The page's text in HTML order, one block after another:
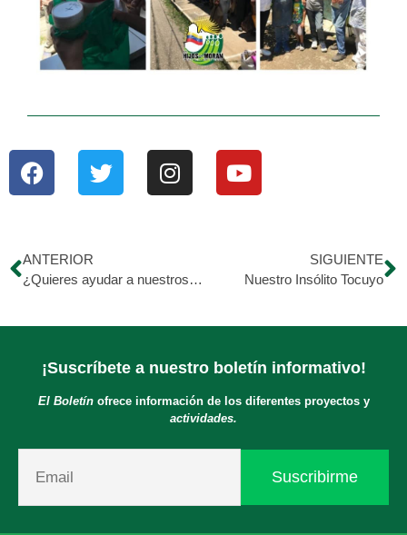
ANTERIOR
¿Quieres ayudar a nuestros niños y jóvenes a emprender? – Esto es para ti!
SIGUIENTE
Nuestro Insólito Tocuyo
¡Suscríbete a nuestro boletín informativo!
El Boletínofrece información de los diferentes proyectos y
actividades.